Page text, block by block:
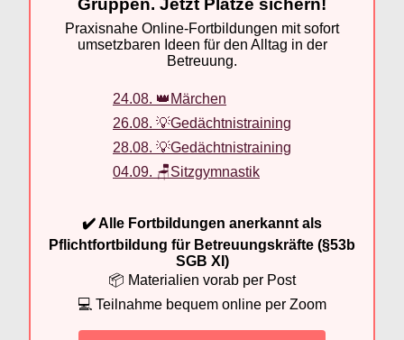
Praxisnahe Online-Fortbildungen mit sofort
umsetzbaren Ideen für den Alltag in der
Betreuung.
24.08. 👑Märchen
26.08. 💡Gedächtnistraining
28.08. 💡Gedächtnistraining
04.09. 🪑Sitzgymnastik
✔️ Alle Fortbildungen anerkannt als
Pflichtfortbildung für Betreuungskräfte (§53b
SGB XI)
📦 Materialien vorab per Post
💻 Teilnahme bequem online per Zoom